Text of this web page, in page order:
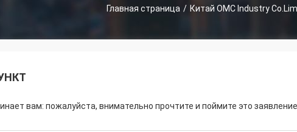
Главная страница / Китай OMC Industry
вам: пожалуйста, внимательно прочтите и поймите это